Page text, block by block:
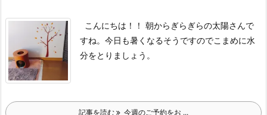
こんにちは！！ 朝からぎらぎらの太陽さんで
すね。 今日も暑くなるそうですのでこまめに水
分をとりましょう。
記事を読む 今週のご予約をお ...